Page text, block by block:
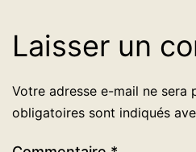
Laisser un
Votre adresse e-mail ne sera
obligatoires sont indiqués